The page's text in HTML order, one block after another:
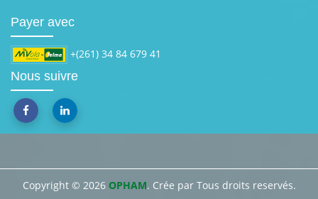
Payer avec
+(261) 34 84 679 41
Nous suivre
Copyright © 2026 OPHAM. Crée par Tous droits reservés.